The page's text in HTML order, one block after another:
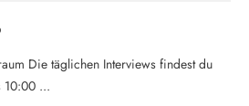
Die täglichen Interviews findest du
10:00 ...